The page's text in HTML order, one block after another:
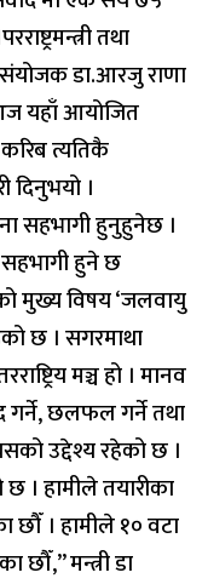
तथा
डा.आरजु राणा
यहाँ आयोजित
त्यतिकै
दिनुभयो ।
सहभागी हुनुहुनेछ ।
सहभागी हुने छ
मुख्य विषय ‘जलवायु
छ । सगरमाथा
मञ्च हो । मानव
गर्ने, छलफल गर्ने तथा
उद्देश्य रहेको छ ।
। हामीले तयारीका
छौँ । हामीले १० वटा
छौँ,” मन्त्री डा